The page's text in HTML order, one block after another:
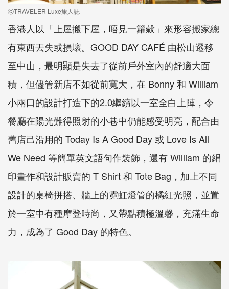
ⓒTRAVELER Luxe旅人誌
香港人以「上屋搬下屋，唔見一籮穀」來形容搬家總
有東西丟失或損壞。GOOD DAY CAFÉ 由松山遷移
至中山，最明顯是失去了從前戶外室內的舒適大面
積，但儘管新店不如從前寬大，在 Bonny 和 William
小兩口的設計打造下的2.0繼續以一室全白上陣，令
餐廳在陽光難得照射的小巷中仍能感受明亮，配合由
舊店己沿用的 Today Is A Good Day 或 Love Is All
We Need 等簡單英文語句作裝飾，還有 William 的絹
印畫作和設計販賣的 T Shirt 和 Tote Bag，加上不同
設計的桌椅拼搭、牆上的霓虹燈管的橘紅光照，並置
於一室中有種摩登時尚，又帶點積極溫馨，充滿生命
力，成為了 Good Day 的特色。